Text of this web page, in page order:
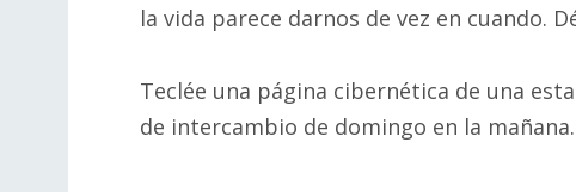
la vida parece darnos de vez en cuando.
Teclée una página cibernética de una
de intercambio de domingo en la mañana.